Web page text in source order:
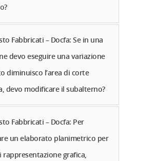
Fabbricati – Docfa: Se in una
devo eseguire una variazione
diminuisco l’area di corte
devo modificare il subalterno?
Fabbricati – Docfa: Per
un elaborato planimetrico per
rappresentazione grafica,